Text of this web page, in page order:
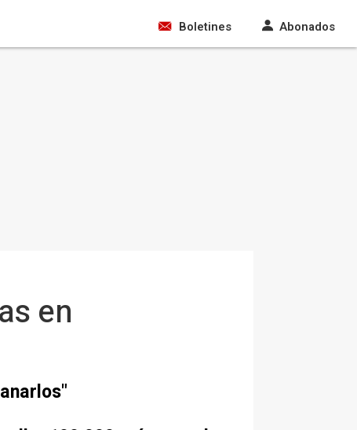
Boletines Abonados
en